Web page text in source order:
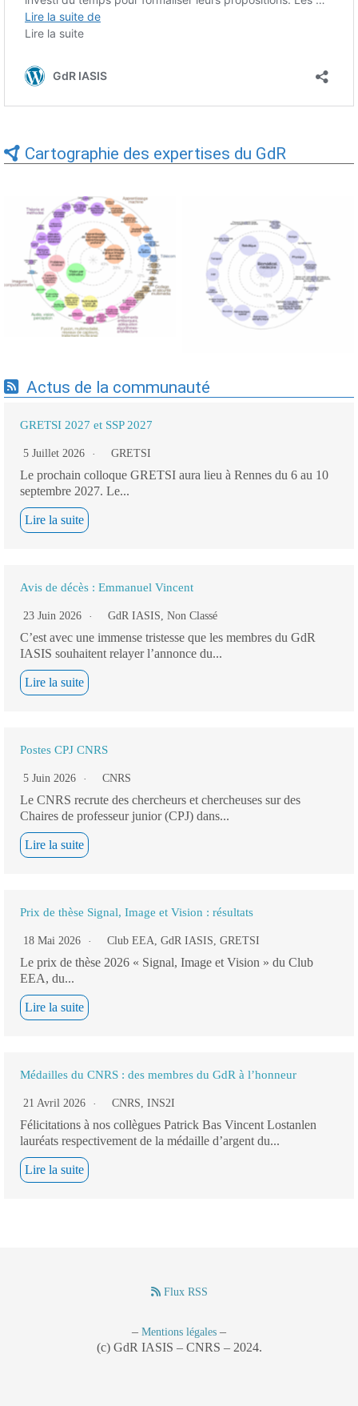
Cartographie des expertises du GdR
Expertises du GdR -
cartographie par Axes -
19/09/2025
Expertises du GdR -
cartographie par mots-clés
applicatifs - 19/09/2025
Actus de la communauté
GRETSI 2027 et SSP 2027
5 Juillet 2026 GRETSI
Le prochain colloque GRETSI aura lieu à Rennes du 6 au 10
septembre 2027. Le...
Lire la suite
Avis de décès : Emmanuel Vincent
23 Juin 2026 GdR IASIS, Non Classé
C’est avec une immense tristesse que les membres du GdR
IASIS souhaitent relayer l’annonce du...
Lire la suite
Postes CPJ CNRS
5 Juin 2026 CNRS
Le CNRS recrute des chercheurs et chercheuses sur des
Chaires de professeur junior (CPJ) dans...
Lire la suite
Prix de thèse Signal, Image et Vision : résultats
18 Mai 2026 Club EEA, GdR IASIS, GRETSI
Le prix de thèse 2026 « Signal, Image et Vision » du Club
EEA, du...
Lire la suite
Médailles du CNRS : des membres du GdR à l’honneur
21 Avril 2026 CNRS, INS2I
Félicitations à nos collègues Patrick Bas Vincent Lostanlen
lauréats respectivement de la médaille d’argent du...
Lire la suite
Flux RSS
– Mentions légales –
(c) GdR IASIS – CNRS – 2024.